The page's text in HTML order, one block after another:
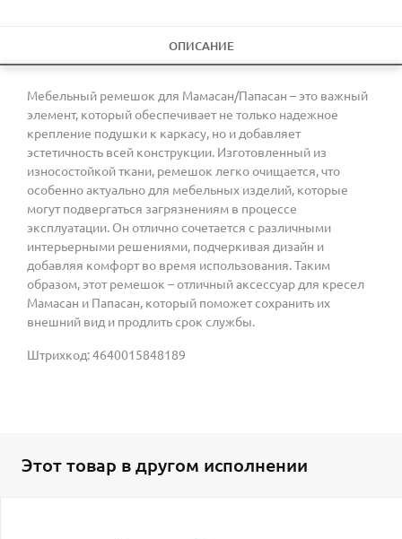
ОПИСАНИЕ
Мебельный ремешок для Мамасан/Папасан – это важный
элемент, который обеспечивает не только надежное
крепление подушки к каркасу, но и добавляет
эстетичность всей конструкции. Изготовленный из
износостойкой ткани, ремешок легко очищается, что
особенно актуально для мебельных изделий, которые
могут подвергаться загрязнениям в процессе
эксплуатации. Он отлично сочетается с различными
интерьерными решениями, подчеркивая дизайн и
добавляя комфорт во время использования. Таким
образом, этот ремешок – отличный аксессуар для кресел
Мамасан и Папасан, который поможет сохранить их
внешний вид и продлить срок службы.
Штрихкод: 4640015848189
Этот товар в другом исполнении